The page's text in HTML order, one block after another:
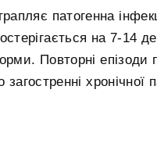
патогенна
на 7-14
Повторні епізоди
хронічної